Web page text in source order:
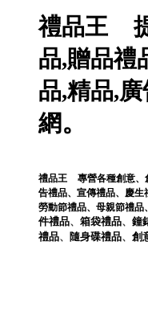
禮品王
品,贈品禮
品,精品,
網。
禮品王 專營各種創意、
告禮品、 宣傳禮品、 慶生
勞動節禮品、 母親節禮品、
件禮品、 箱袋禮品、 鐘
禮品、 隨身碟禮品、 創